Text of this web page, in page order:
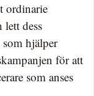
ordinarie
dess
hjälper
för att
som anses